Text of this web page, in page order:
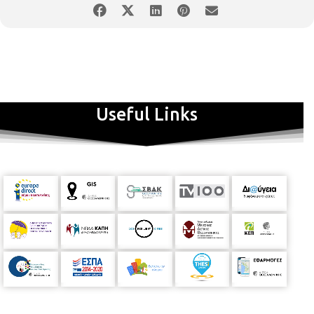
Useful Links